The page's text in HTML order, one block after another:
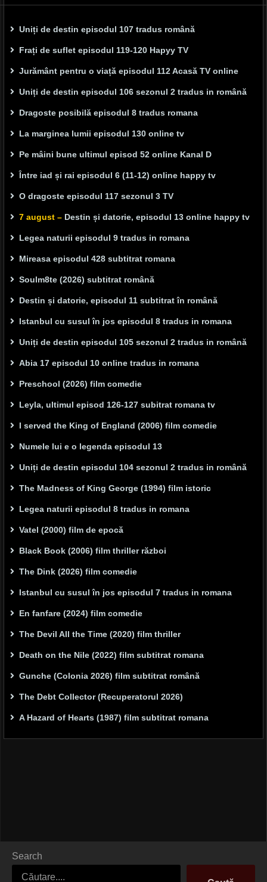
Uniți de destin episodul 107 tradus română
Frați de suflet episodul 119-120 Hapyy TV
Jurământ pentru o viață episodul 112 Acasă TV online
Uniți de destin episodul 106 sezonul 2 tradus in română
Dragoste posibilă episodul 8 tradus romana
La marginea lumii episodul 130 online tv
Pe mâini bune ultimul episod 52 online Kanal D
Între iad și rai episodul 6 (11-12) online happy tv
O dragoste episodul 117 sezonul 3 TV
7 august – Destin și datorie, episodul 13 online happy tv
Legea naturii episodul 9 tradus in romana
Mireasa episodul 428 subtitrat romana
Soulm8te (2026) subtitrat română
Destin și datorie, episodul 11 subtitrat în română
Istanbul cu susul în jos episodul 8 tradus in romana
Uniți de destin episodul 105 sezonul 2 tradus in română
Abia 17 episodul 10 online tradus in romana
Preschool (2026) film comedie
Leyla, ultimul episod 126-127 subitrat romana tv
I served the King of England (2006) film comedie
Numele lui e o legenda episodul 13
Uniți de destin episodul 104 sezonul 2 tradus in română
The Madness of King George (1994) film istoric
Legea naturii episodul 8 tradus in romana
Vatel (2000) film de epocă
Black Book (2006) film thriller război
The Dink (2026) film comedie
Istanbul cu susul în jos episodul 7 tradus in romana
En fanfare (2024) film comedie
The Devil All the Time (2020) film thriller
Death on the Nile (2022) film subtitrat romana
Gunche (Colonia 2026) film subtitrat română
The Debt Collector (Recuperatorul 2026)
A Hazard of Hearts (1987) film subtitrat romana
Search